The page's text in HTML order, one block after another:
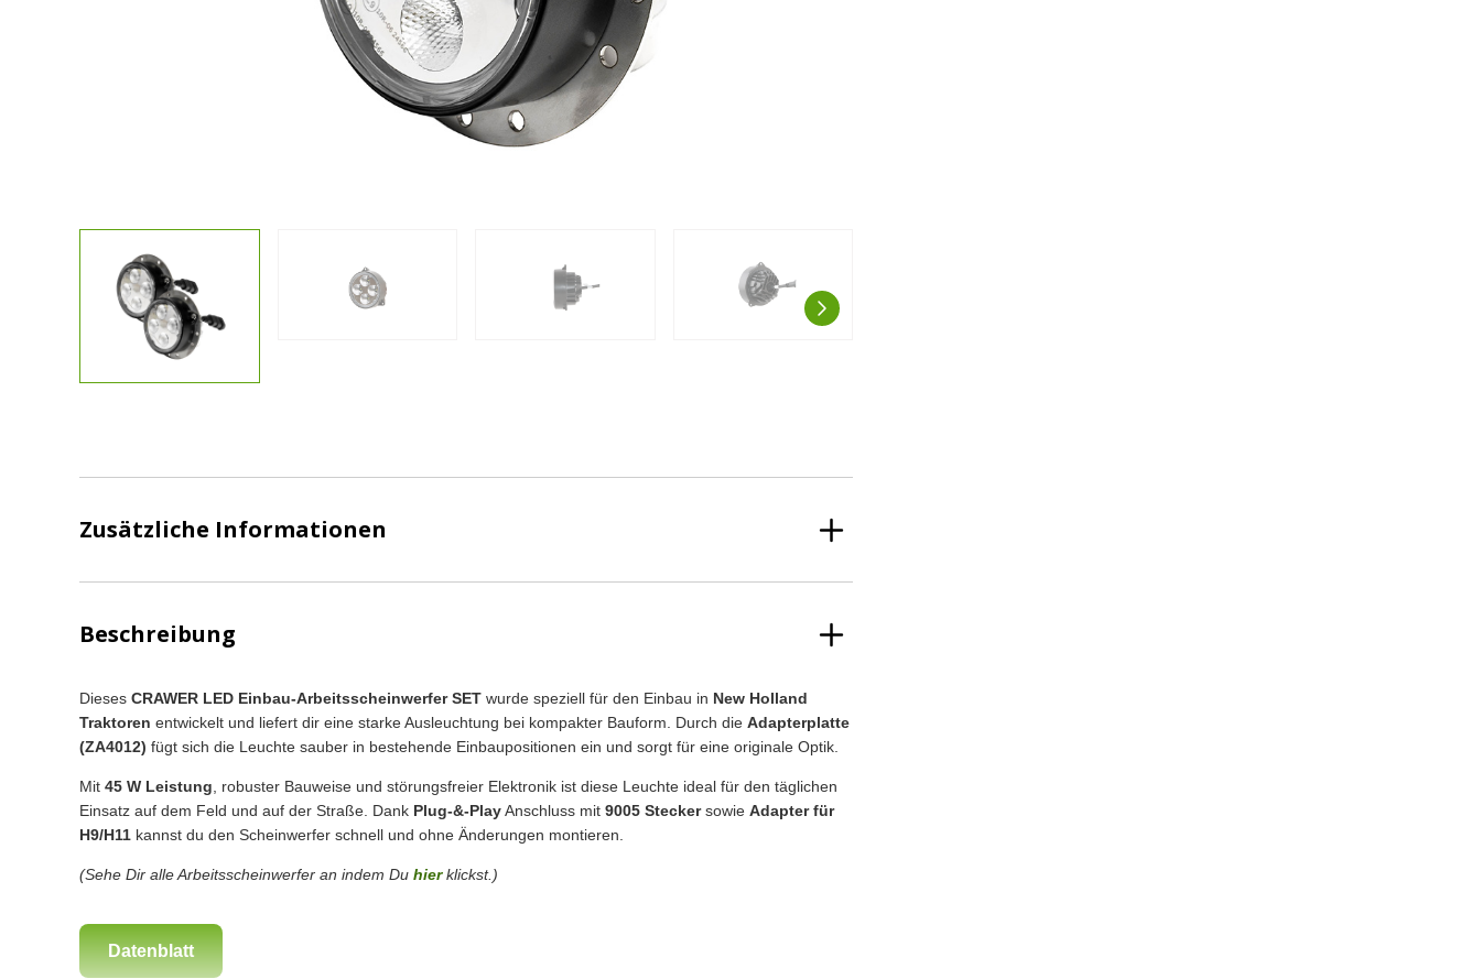
Kostenlose
Lichtplanung
Zusätzliche Informationen
Beschreibung
Dieses CRAWER LED Einbau-Arbeitsscheinwerfer SET wurde speziell für den Einbau in New Holland
Traktoren entwickelt und liefert dir eine starke Ausleuchtung bei kompakter Bauform. Durch die Adapterplatte
(ZA4012) fügt sich die Leuchte sauber in bestehende Einbaupositionen ein und sorgt für eine originale Optik.
Mit 45 W Leistung , robuster Bauweise und störungsfreier Elektronik ist diese Leuchte ideal für den täglichen
Einsatz auf dem Feld und auf der Straße. Dank Plug-&-PlayAnschluss mit 9005 Steckersowie Adapter für
H9/H11 kannst du den Scheinwerfer schnell und ohne Änderungen montieren.
(Sehe Dir alle Arbeitsscheinwerfer an indem Du hierklickst.)
Datenblatt